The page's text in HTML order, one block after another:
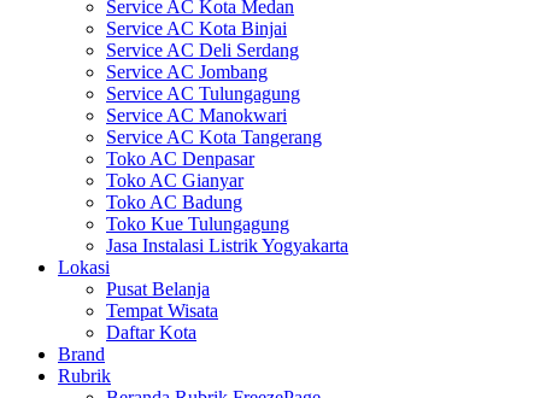
Service AC Kota Medan
Service AC Kota Binjai
Service AC Deli Serdang
Service AC Jombang
Service AC Tulungagung
Service AC Manokwari
Service AC Kota Tangerang
Toko AC Denpasar
Toko AC Gianyar
Toko AC Badung
Toko Kue Tulungagung
Jasa Instalasi Listrik Yogyakarta
Lokasi
Pusat Belanja
Tempat Wisata
Daftar Kota
Brand
Rubrik